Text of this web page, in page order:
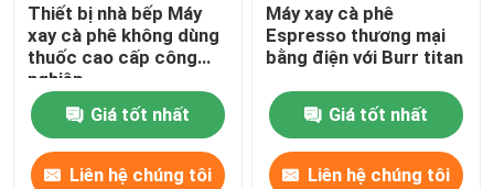
Thiết bị nhà bếp Máy
xay cà phê không dùng
thuốc cao cấp công
nghiệp
Giá tốt nhất
Liên hệ chúng tôi
Máy xay cà phê
Espresso thương mại
bằng điện với Burr titan
Giá tốt nhất
Liên hệ chúng tôi